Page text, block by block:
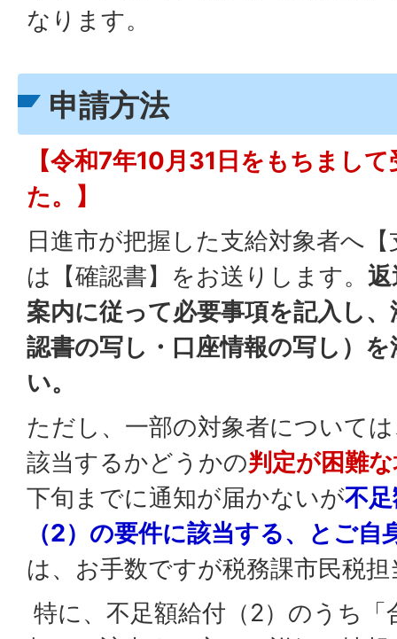
なります。
申請方法
【令和7年10月31日をもちまし
た。】
日進市が把握した支給対象者へ
は【確認書】をお送りします。
案内に従って必要事項を記入し
認書の写し・口座情報の写し）
い。
ただし、一部の対象者について
該当するかどうかの判定が困難
下旬までに通知が届かないが不
（2）の要件に該当する、とご
は、お手数ですが税務課市民税
特に、不足額給付（2）のうち